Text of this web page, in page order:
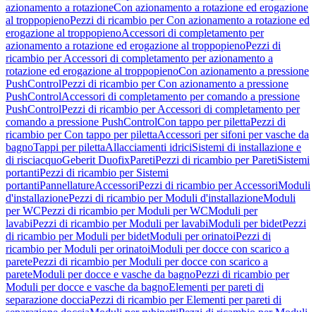
azionamento a rotazioneCon azionamento a rotazione ed erogazione
al troppopienoPezzi di ricambio per Con azionamento a rotazione ed
erogazione al troppopienoAccessori di completamento per
azionamento a rotazione ed erogazione al troppopienoPezzi di
ricambio per Accessori di completamento per azionamento a
rotazione ed erogazione al troppopienoCon azionamento a pressione
PushControlPezzi di ricambio per Con azionamento a pressione
PushControlAccessori di completamento per comando a pressione
PushControlPezzi di ricambio per Accessori di completamento per
comando a pressione PushControlCon tappo per pilettaPezzi di
ricambio per Con tappo per pilettaAccessori per sifoni per vasche da
bagnoTappi per pilettaAllacciamenti idriciSistemi di installazione e
di risciacquoGeberit DuofixParetiPezzi di ricambio per ParetiSistemi
portantiPezzi di ricambio per Sistemi
portantiPannellatureAccessoriPezzi di ricambio per AccessoriModuli
d'installazionePezzi di ricambio per Moduli d'installazioneModuli
per WCPezzi di ricambio per Moduli per WCModuli per
lavabiPezzi di ricambio per Moduli per lavabiModuli per bidetPezzi
di ricambio per Moduli per bidetModuli per orinatoiPezzi di
ricambio per Moduli per orinatoiModuli per docce con scarico a
paretePezzi di ricambio per Moduli per docce con scarico a
pareteModuli per docce e vasche da bagnoPezzi di ricambio per
Moduli per docce e vasche da bagnoElementi per pareti di
separazione docciaPezzi di ricambio per Elementi per pareti di